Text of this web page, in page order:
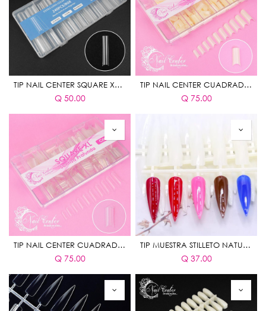
TIP NAIL CENTER SQUARE XXXL SIN CURVA C CRISTAL
Q 50.00
TIP NAIL CENTER CUADRADO XL CON CURVA C NATURAL
Q 75.00
TIP NAIL CENTER CUADRADO XL CON CURVA C CLEAR
Q 75.00
TIP MUESTRA STILLETO NATURAL
Q 37.00